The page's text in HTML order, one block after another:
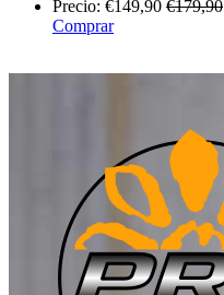
Precio: €149,90 €179,90
Comprar